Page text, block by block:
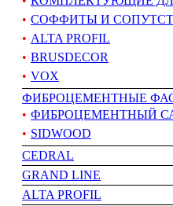
СОФФИТЫ И
ALTA PROFIL
BRUSDECOR
VOX
ФИБРОЦЕМЕНТНЫЕ
ФИБРОЦЕМЕНТНЫЙ
SIDWOOD
CEDRAL
GRAND LINE
АLTA PROFIL